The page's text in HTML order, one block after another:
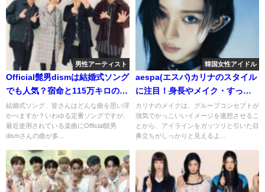
男性アーティスト
Official髭男dismは結婚式ソング
でも人気？宿命と115万キロのフ
ィルムやI Love…が使われる訳
は？
結婚式ソング、皆さんはどんな曲を思い浮
かべますか？いわゆる定番ソングですが、
最近使用されている楽曲にOfficial髭男
dismさんの曲が多...
韓国女性アイドル
aespa(エスパ)カリナのスタイル
に注目！身長やメイク・すっぴ
んについても！
カリナのメイクは、グループコンセプトが
強気でかっこいいイメージを連想させるこ
とから、アイラインをガッツリと引いた目
鼻立ちがしっかりと見えるよ...